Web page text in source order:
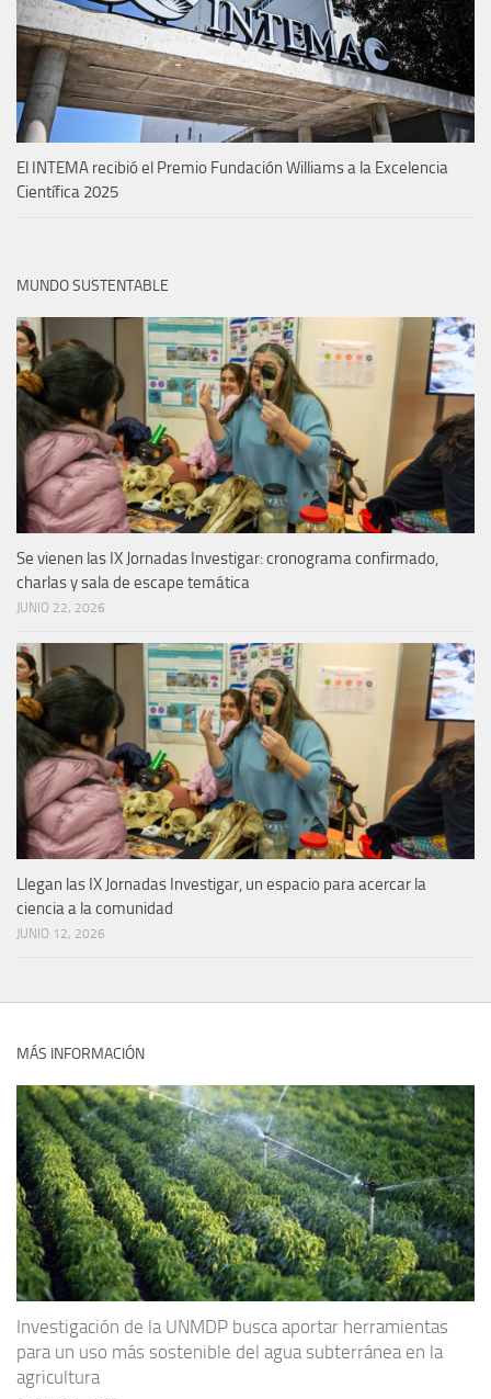
El INTEMA recibió el Premio Fundación Williams a la Excelencia
Científica 2025
MUNDO SUSTENTABLE
Se vienen las IX Jornadas Investigar: cronograma confirmado,
charlas y sala de escape temática
JUNIO 22, 2026
Llegan las IX Jornadas Investigar, un espacio para acercar la
ciencia a la comunidad
JUNIO 12, 2026
MÁS INFORMACIÓN
Investigación de la UNMDP busca aportar herramientas
para un uso más sostenible del agua subterránea en la
agricultura